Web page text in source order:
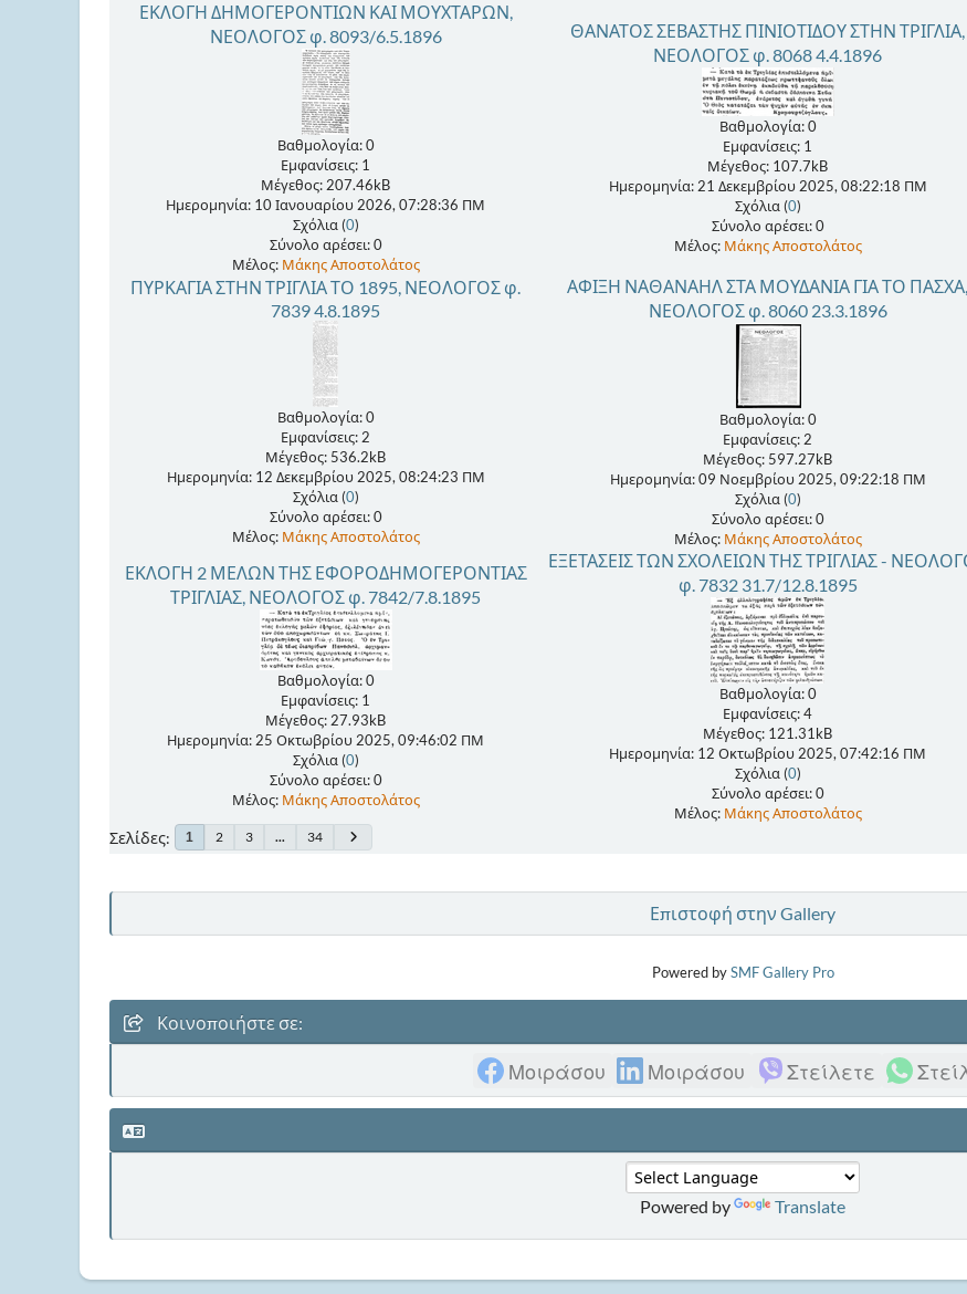
ΕΚΛΟΓΗ ΔΗΜΟΓΕΡΟΝΤΙΩΝ ΚΑΙ ΜΟΥΧΤΑΡΩΝ,
ΝΕΟΛΟΓΟΣ φ. 8093/6.5.1896
Βαθμολογία: 0
Εμφανίσεις: 1
Μέγεθος: 207.46kB
Ημερομηνία: 10 Ιανουαρίου 2026, 07:28:36 ΠΜ
Σχόλια (0)
Σύνολο αρέσει: 0
Μέλος: Μάκης Αποστολάτος
ΘΑΝΑΤΟΣ ΣΕΒΑΣΤΗΣ ΠΙΝΙΟΤΙΔΟΥ ΣΤΗΝ ΤΡΙΓΛΙΑ,
ΝΕΟΛΟΓΟΣ φ. 8068 4.4.1896
Βαθμολογία: 0
Εμφανίσεις: 1
Μέγεθος: 107.7kB
Ημερομηνία: 21 Δεκεμβρίου 2025, 08:22:18 ΠΜ
Σχόλια (0)
Σύνολο αρέσει: 0
Μέλος: Μάκης Αποστολάτος
ΠΥΡΚΑΓΙΑ ΣΤΗΝ ΤΡΙΓΛΙΑ ΤΟ 1895, ΝΕΟΛΟΓΟΣ φ.
7839 4.8.1895
Βαθμολογία: 0
Εμφανίσεις: 2
Μέγεθος: 536.2kB
Ημερομηνία: 12 Δεκεμβρίου 2025, 08:24:23 ΠΜ
Σχόλια (0)
Σύνολο αρέσει: 0
Μέλος: Μάκης Αποστολάτος
ΑΦΙΞΗ ΝΑΘΑΝΑΗΛ ΣΤΑ ΜΟΥΔΑΝΙΑ ΓΙΑ ΤΟ ΠΑΣΧΑ,
ΝΕΟΛΟΓΟΣ φ. 8060 23.3.1896
Βαθμολογία: 0
Εμφανίσεις: 2
Μέγεθος: 597.27kB
Ημερομηνία: 09 Νοεμβρίου 2025, 09:22:18 ΠΜ
Σχόλια (0)
Σύνολο αρέσει: 0
Μέλος: Μάκης Αποστολάτος
ΕΚΛΟΓΗ 2 ΜΕΛΩΝ ΤΗΣ ΕΦΟΡΟΔΗΜΟΓΕΡΟΝΤΙΑΣ
ΤΡΙΓΛΙΑΣ, ΝΕΟΛΟΓΟΣ φ. 7842/7.8.1895
Βαθμολογία: 0
Εμφανίσεις: 1
Μέγεθος: 27.93kB
Ημερομηνία: 25 Οκτωβρίου 2025, 09:46:02 ΠΜ
Σχόλια (0)
Σύνολο αρέσει: 0
Μέλος: Μάκης Αποστολάτος
ΕΞΕΤΑΣΕΙΣ ΤΩΝ ΣΧΟΛΕΙΩΝ ΤΗΣ ΤΡΙΓΛΙΑΣ -
φ. 7832 31.7/12.8.1895
Βαθμολογία: 0
Εμφανίσεις: 4
Μέγεθος: 121.31kB
Ημερομηνία: 12 Οκτωβρίου 2025, 07:42:16 ΠΜ
Σχόλια (0)
Σύνολο αρέσει: 0
Μέλος: Μάκης Αποστολάτος
Σελίδες 1 2 3 ... 34
Επιστοφή στην Gallery
Powered bySMF Gallery Pro
Κοινοποιήστε σε:
Μοιράσου Μοιράσου Στείλετε
Powered by Translate